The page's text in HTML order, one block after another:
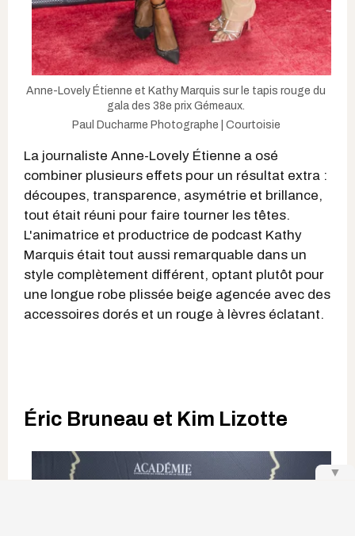
Anne-Lovely Étienne et Kathy Marquis sur le tapis rouge du
gala des 38e prix Gémeaux.
Paul Ducharme Photographe | Courtoisie
La journaliste Anne-Lovely Étienne a osé
combiner plusieurs effets pour un résultat extra :
découpes, transparence, asymétrie et brillance,
tout était réuni pour faire tourner les têtes.
L'animatrice et productrice de podcast Kathy
Marquis était tout aussi remarquable dans un
style complètement différent, optant plutôt pour
une longue robe plissée beige agencée avec des
accessoires dorés et un rouge à lèvres éclatant.
Éric Bruneau et Kim Lizotte
▼